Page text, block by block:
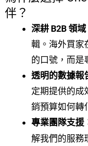
伴？
深耕 B2B 領域
輯。海外買家
的口號，而是
透明的數據報
定期提供的成
銷預算如何轉
專業團隊支援
解我們的服務